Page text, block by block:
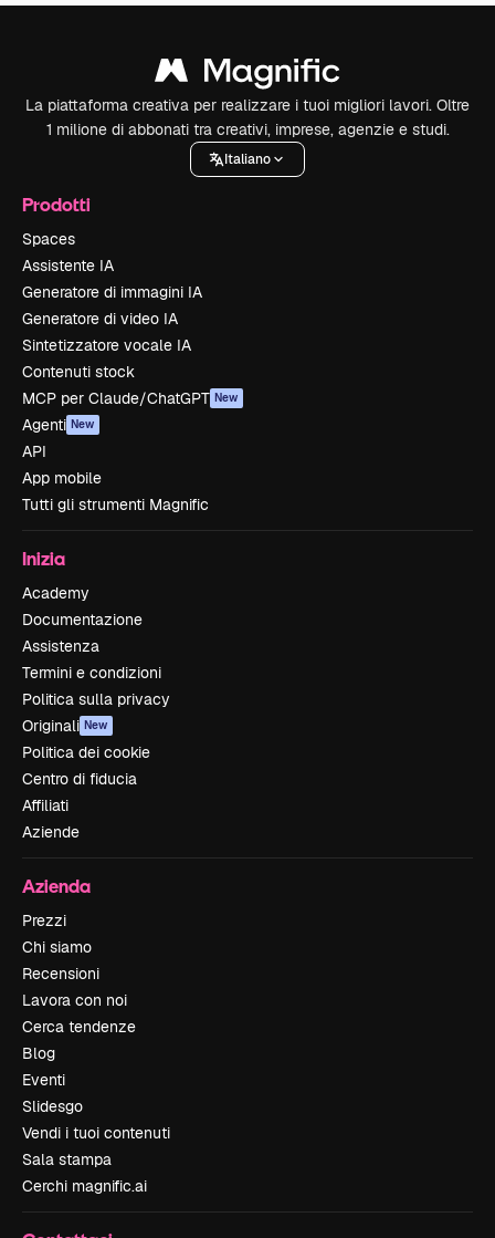
La piattaforma creativa per realizzare i tuoi migliori lavori. Oltre
1 milione di abbonati tra creativi, imprese, agenzie e studi.
Italiano
Prodotti
Spaces
Assistente IA
Generatore di immagini IA
Generatore di video IA
Sintetizzatore vocale IA
Contenuti stock
MCP per Claude/ChatGPT New
Agenti New
API
App mobile
Tutti gli strumenti Magnific
Inizia
Academy
Documentazione
Assistenza
Termini e condizioni
Politica sulla privacy
Originali New
Politica dei cookie
Centro di fiducia
Affiliati
Aziende
Azienda
Prezzi
Chi siamo
Recensioni
Lavora con noi
Cerca tendenze
Blog
Eventi
Slidesgo
Vendi i tuoi contenuti
Sala stampa
Cerchi magnific.ai